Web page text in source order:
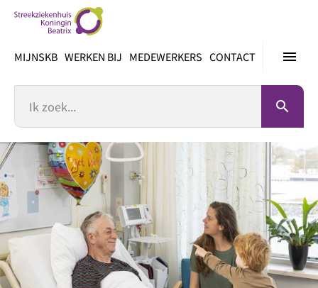
inhoud
menu
MIJNSKB WERKEN BIJ MEDEWERKERS CONTACT
search